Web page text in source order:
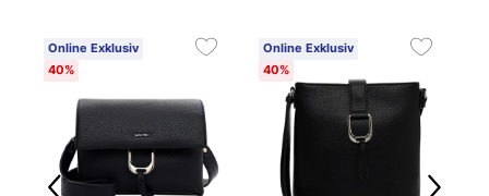
Online Exklusiv
40%
Online Exklusiv
40%